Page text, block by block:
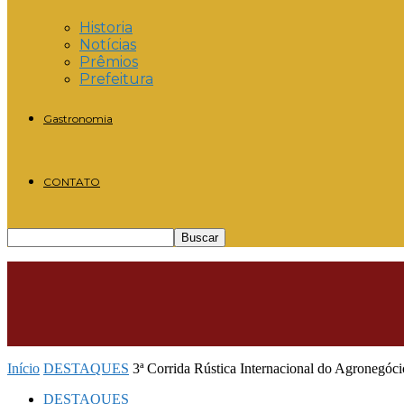
Historia
Notícias
Prêmios
Prefeitura
Gastronomia
CONTATO
Início DESTAQUES 3ª Corrida Rústica Internacional do
DESTAQUES